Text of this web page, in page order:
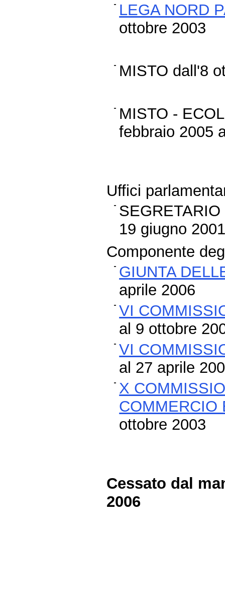
LEGA NORD
ottobre 2003
MISTO dall'8
MISTO -
febbraio 2005
Uffici
19 giugno
Componente
GIUNTA
aprile 2006
VI
al 9 ottobre
VI
al 27 aprile
X
COMMERCIO
ottobre 2003
Cessato dal
2006